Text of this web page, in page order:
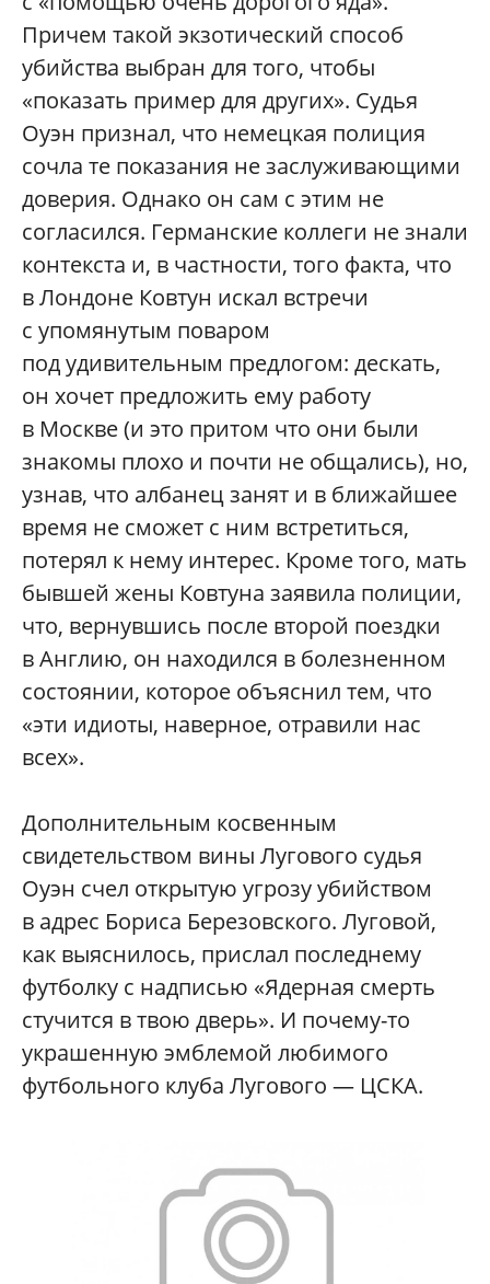
Причем такой экзотический способ
убийства выбран для того, чтобы
«показать пример для других». Судья
Оуэн признал, что немецкая полиция
сочла те показания не заслуживающими
доверия. Однако он сам с этим не
согласился. Германские коллеги не знали
контекста и, в частности, того факта, что
в Лондоне Ковтун искал встречи
с упомянутым поваром
под удивительным предлогом: дескать,
он хочет предложить ему работу
в Москве (и это притом что они были
знакомы плохо и почти не общались), но,
узнав, что албанец занят и в ближайшее
время не сможет с ним встретиться,
потерял к нему интерес. Кроме того, мать
бывшей жены Ковтуна заявила полиции,
что, вернувшись после второй поездки
в Англию, он находился в болезненном
состоянии, которое объяснил тем, что
«эти идиоты, наверное, отравили нас
всех».
Дополнительным косвенным
свидетельством вины Лугового судья
Оуэн счел открытую угрозу убийством
в адрес Бориса Березовского. Луговой,
как выяснилось, прислал последнему
футболку с надписью «Ядерная смерть
стучится в твою дверь». И почему-то
украшенную эмблемой любимого
футбольного клуба Лугового — ЦСКА.